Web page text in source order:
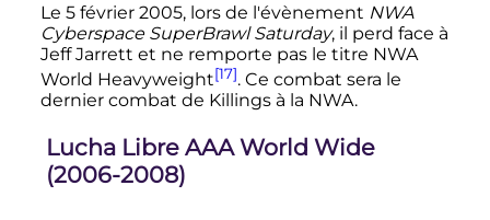
Le 5 février 2005, lors de l'évènement NWA
Cyberspace SuperBrawl Saturday, il perd face à
Jeff Jarrett et ne remporte pas le titre NWA
World Heavyweight[17]. Ce combat sera le
dernier combat de Killings à la NWA.
Lucha Libre AAA World Wide
(2006-2008)